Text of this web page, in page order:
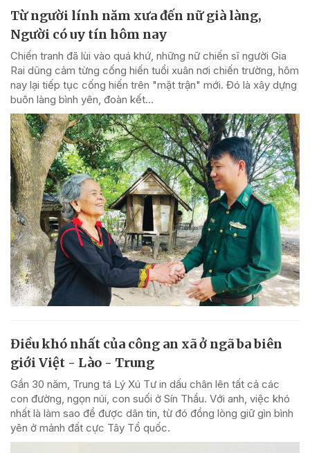
Từ người lính năm xưa đến nữ già làng,
Người có uy tín hôm nay
Chiến tranh đã lùi vào quá khứ, những nữ chiến sĩ người Gia
Rai dũng cảm từng cống hiến tuổi xuân nơi chiến trường, hôm
nay lại tiếp tục cống hiến trên "mặt trận" mới. Đó là xây dựng
buôn làng bình yên, đoàn kết...
Điều khó nhất của công an xã ở ngã ba biên
giới Việt - Lào - Trung
Gần 30 năm, Trung tá Lý Xú Tư in dấu chân lên tất cả các
con đường, ngọn núi, con suối ở Sín Thầu. Với anh, việc khó
nhất là làm sao để được dân tin, từ đó đồng lòng giữ gìn bình
yên ở mảnh đất cực Tây Tổ quốc.